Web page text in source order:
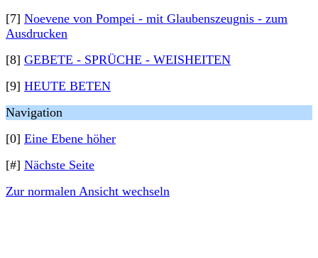
[7] Noevene von Pompei - mit Glaubenszeugnis - zum
Ausdrucken
[8] GEBETE - SPRÜCHE - WEISHEITEN
[9] HEUTE BETEN
Navigation
[0] Eine Ebene höher
[#] Nächste Seite
Zur normalen Ansicht wechseln